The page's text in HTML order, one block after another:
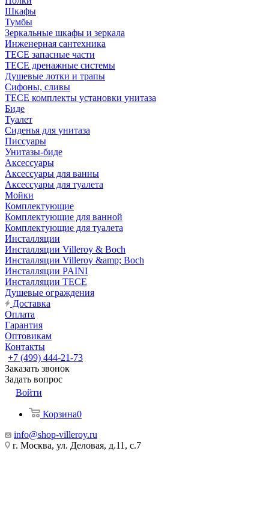
Шкафы
Тумбы
Зеркальные шкафы и зеркала
Инженерная сантехника
TECE запасные части
TECE дренажные системы
Душевые лотки и трапы
Сифоны, сливы
TECE комплекты установки унитаза
Биде
Туалет
Сиденья для унитаза
Писсуары
Унитазы-биде
Аксессуары
Аксессуары для ванны
Аксессуары для туалета
Мойки
Комплектующие
Комплектующие для ванной
Комплектующие для туалета
Инсталляции
Инсталляции Villeroy & Boch
Инсталляции Villeroy &amp; Boch
Инсталляции PAINI
Инсталляции TECE
Душевые ограждения
Доставка
Оплата
Гарантия
Оптовикам
Контакты
+7 (499) 444-21-73
Заказать звонок
Задать вопрос
Войти
Корзина0
info@shop-villeroy.ru
г. Москва, ул. Деловая, д.11, с.7